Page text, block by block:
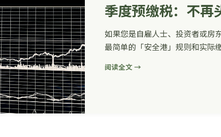
季度预缴税：不再
如果您是自雇人士、投资者或房
最简单的「安全港」规则和实际
阅读全文 →